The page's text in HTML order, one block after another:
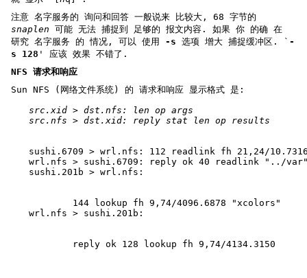
注意 名字服务的 询问和回答 一般说来 比较大, 68 字节的
snaplen 可能 无法 捕捉到 足够的 报文内容. 如果 你 的确 在
研究 名字服务 的 情况, 可以 使用 -s 选项 增大 捕捉缓冲区. ` -
s 128 ' 应该 效果 不错了.
NFS 请求和响应
Sun NFS (网络文件系统) 的 请求和响应 显示格式 是:
src.xid > dst.nfs: len op args
src.nfs > dst.xid: reply stat len op results
sushi.6709 > wrl.nfs: 112 readlink fh 21,24/
wrl.nfs > sushi.6709: reply ok 40 readlink "../
sushi.201b > wrl.nfs:
        144 lookup fh 9,74/4096.6878 "xcolors"
wrl.nfs > sushi.201b:
        reply ok 128 lookup fh 9,74/4134.3150